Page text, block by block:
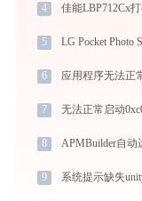
4 佳能LBP712Cx
5 LG Pocket Photo
6 应用程序无法正
7 无法正常启动
8
9 系统提示缺失